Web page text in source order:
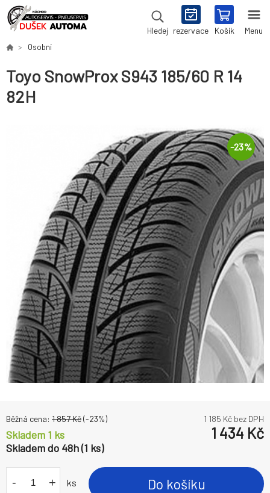
Hledej rezervace Košík Menu
Osobní
Toyo SnowProx S943 185/60 R 14
82H
-23%
Běžná cena: 1 857Kč(-23%) 1 185 Kč bez DPH
Skladem 1 ks
Skladem do 48h (1 ks)
1 434 Kč
- + ks Do košíku